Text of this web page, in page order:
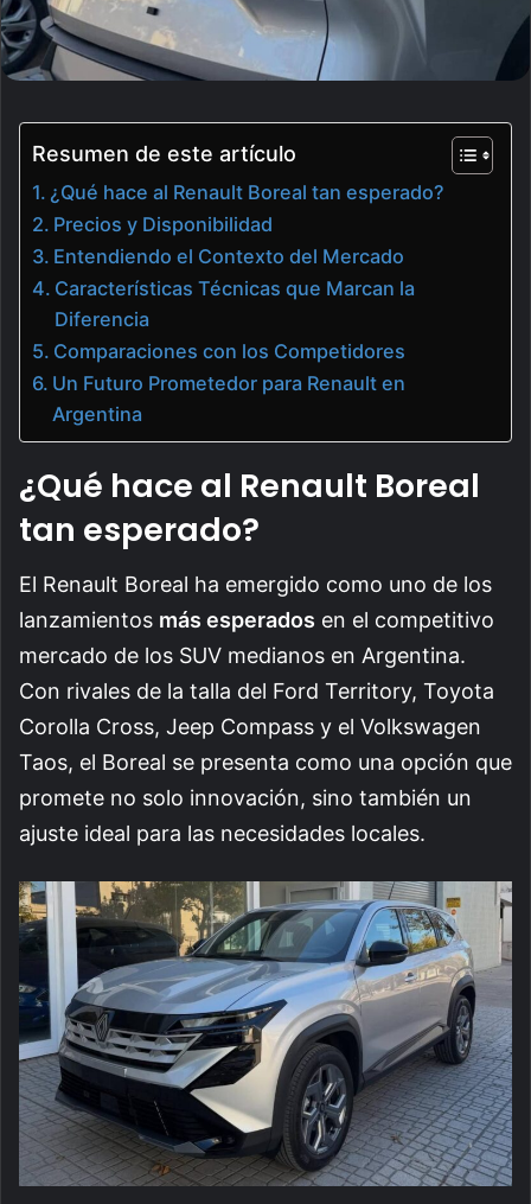
Resumen de este artículo
¿Qué hace al Renault Boreal tan esperado?
Precios y Disponibilidad
Entendiendo el Contexto del Mercado
Características Técnicas que Marcan la
Diferencia
Comparaciones con los Competidores
Un Futuro Prometedor para Renault en
Argentina
¿Qué hace al Renault Boreal
tan esperado?
El Renault Boreal ha emergido como uno de los
lanzamientos más esperados en el competitivo
mercado de los SUV medianos en Argentina.
Con rivales de la talla del Ford Territory, Toyota
Corolla Cross, Jeep Compass y el Volkswagen
Taos, el Boreal se presenta como una opción que
promete no solo innovación, sino también un
ajuste ideal para las necesidades locales.